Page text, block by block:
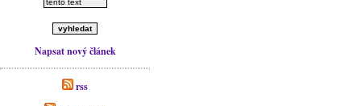
Napsat nový článek
rss